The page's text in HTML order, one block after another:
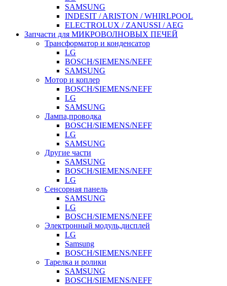
SAMSUNG
INDESIT / ARISTON / WHIRLPOOL
ELECTROLUX / ZANUSSI / AEG
Запчасти для МИКРОВОЛНОВЫХ ПЕЧЕЙ
Трансформатор и конденсатор
LG
BOSCH/SIEMENS/NEFF
SAMSUNG
Мотор и коплер
BOSCH/SIEMENS/NEFF
LG
SAMSUNG
Лампа,проводка
BOSCH/SIEMENS/NEFF
LG
SAMSUNG
Другие части
SAMSUNG
BOSCH/SIEMENS/NEFF
LG
Сенсорная панель
SAMSUNG
LG
BOSCH/SIEMENS/NEFF
Электронный модуль,дисплей
LG
Samsung
BOSCH/SIEMENS/NEFF
Тарелка и ролики
SAMSUNG
BOSCH/SIEMENS/NEFF